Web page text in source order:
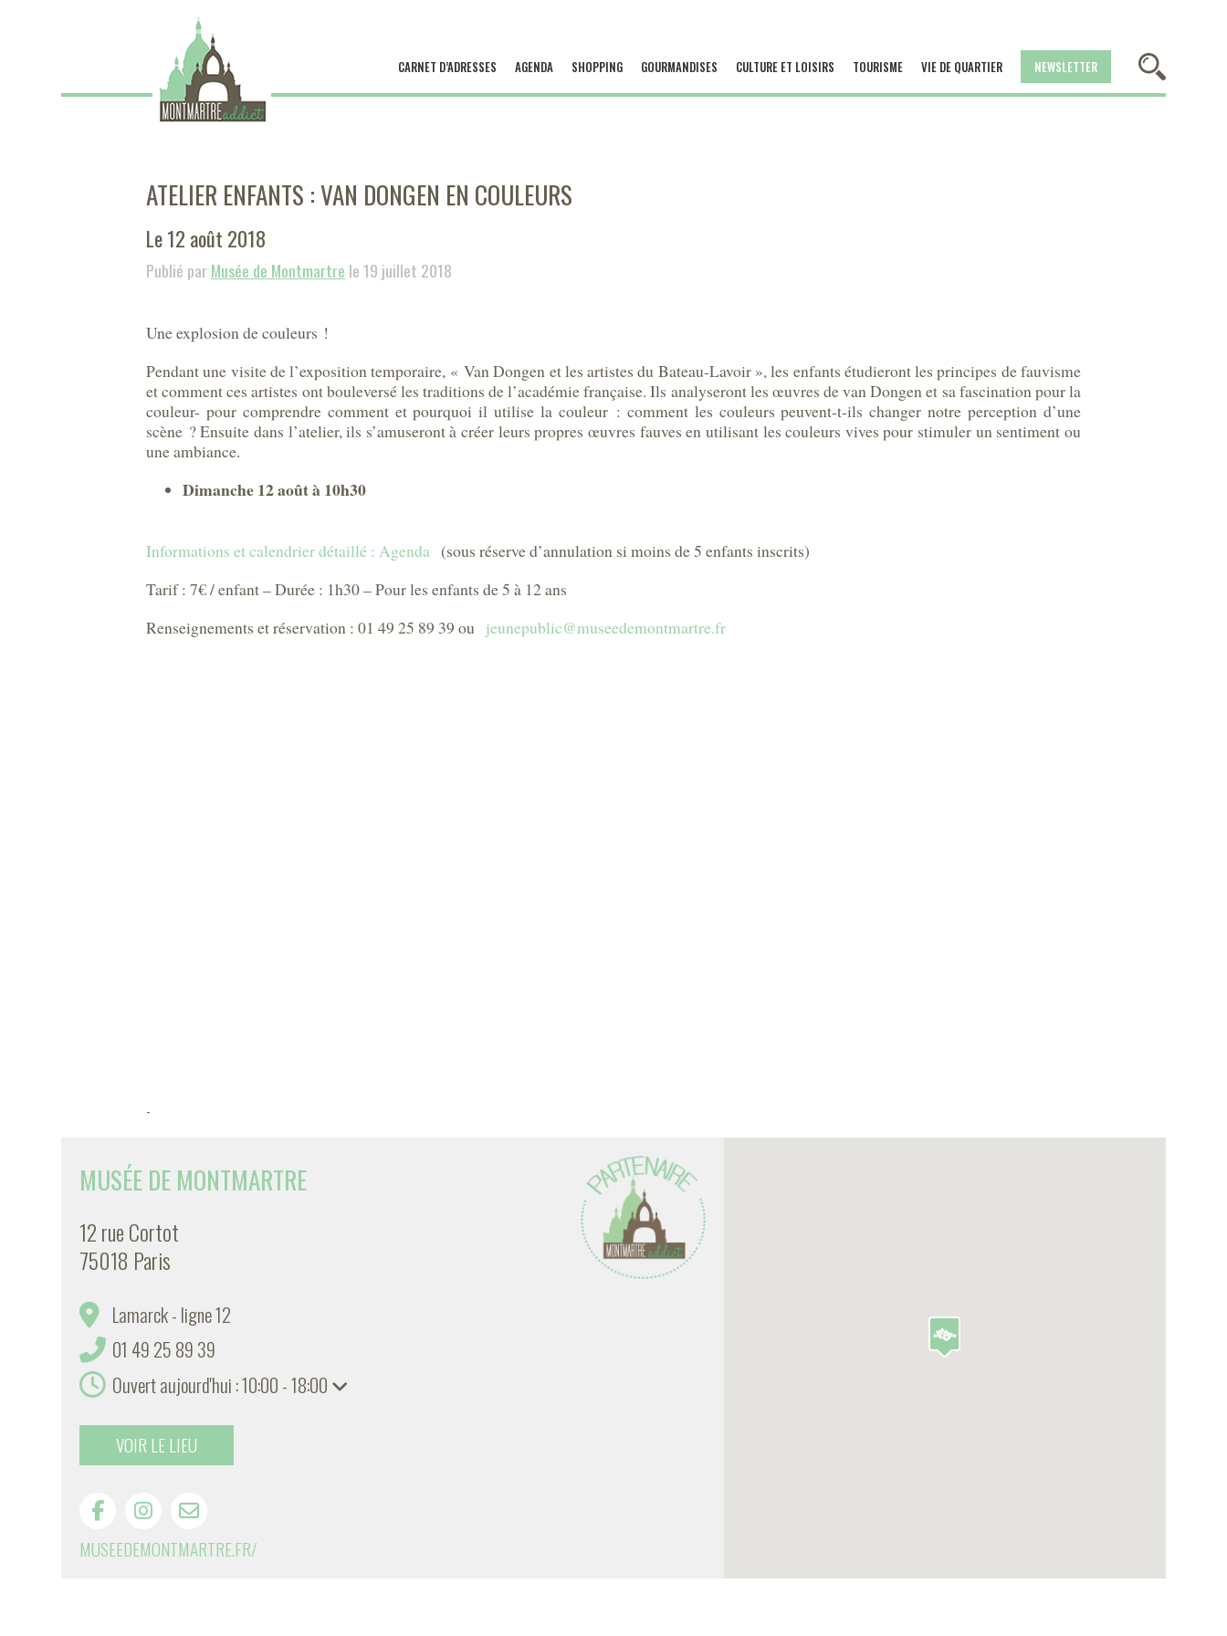
CARNET D’ADRESSES AGENDA SHOPPING GOURMANDISES CULTURE ET LOISIRS TOURISME VIE DE QUARTIER NEWSLETTER
ATELIER ENFANTS : VAN DONGEN EN COULEURS
Le 12 août 2018
Publié parMusée de Montmartre le 19 juillet 2018
Une explosion de couleurs !
Pendant une visite de l’exposition temporaire, « Van Dongen et les artistes du Bateau-Lavoir », les enfants étudieront les principes de fauvisme
et comment ces artistes ont bouleversé les traditions de l’académie française. Ils analyseront les œuvres de van Dongen et sa fascination pour la
couleur- pour comprendre comment et pourquoi il utilise la couleur : comment les couleurs peuvent-t-ils changer notre perception d’une
scène ? Ensuite dans l’atelier, ils s’amuseront à créer leurs propres œuvres fauves en utilisant les couleurs vives pour stimuler un sentiment ou
une ambiance.
Dimanche 12 août à 10h30
Informations et calendrier détaillé : Agenda (sous réserve d’annulation si moins de 5 enfants inscrits)
Tarif : 7€ / enfant – Durée : 1h30 – Pour les enfants de 5 à 12 ans
Renseignements et réservation : 01 49 25 89 39 ou jeunepublic@museedemontmartre.fr
-
MUSÉE DE MONTMARTRE
12 rue Cortot
75018 Paris
Lamarck - ligne 12
01 49 25 89 39
Ouvert aujourd'hui : 10:00 - 18:00
VOIR LE LIEU
MUSEEDEMONTMARTRE.FR/